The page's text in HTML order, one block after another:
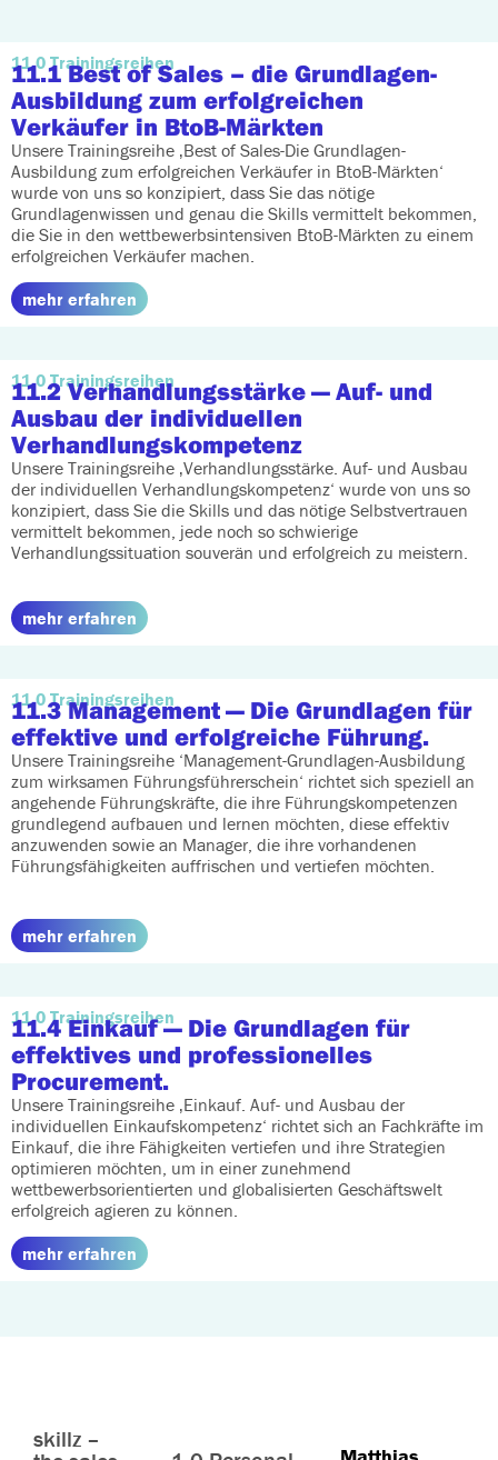
11.0 Trainingsreihen
11.1 Best of Sales – die Grundlagen-
Ausbildung zum erfolgreichen
Verkäufer in BtoB-Märkten
Unsere Trainingsreihe ‚Best of Sales-Die Grundlagen-
Ausbildung zum erfolgreichen Verkäufer in BtoB-Märkten‘
wurde von uns so konzipiert, dass Sie das nötige
Grundlagenwissen und genau die Skills vermittelt bekommen,
die Sie in den wettbewerbsintensiven BtoB-Märkten zu einem
erfolgreichen Verkäufer machen.
mehr erfahren
11.0 Trainingsreihen
11.2 Verhandlungsstärke— Auf- und
Ausbau der individuellen
Verhandlungskompetenz
Unsere Trainingsreihe ‚Verhandlungsstärke. Auf- und Ausbau
der individuellen Verhandlungskompetenz‘ wurde von uns so
konzipiert, dass Sie die Skills und das nötige Selbstvertrauen
vermittelt bekommen, jede noch so schwierige
Verhandlungssituation souverän und erfolgreich zu meistern.
mehr erfahren
11.0 Trainingsreihen
11.3 Management— Die Grundlagen für
effektive und erfolgreiche Führung.
Unsere Trainingsreihe ‘Management-Grundlagen-Ausbildung
zum wirksamen Führungsführerschein‘ richtet sich speziell an
angehende Führungskräfte, die ihre Führungskompetenzen
grundlegend aufbauen und lernen möchten, diese effektiv
anzuwenden sowie an Manager, die ihre vorhandenen
Führungsfähigkeiten auffrischen und vertiefen möchten.
mehr erfahren
11.0 Trainingsreihen
11.4 Einkauf— Die Grundlagen für
effektives und professionelles
Procurement.
Unsere Trainingsreihe ‚Einkauf. Auf- und Ausbau der
individuellen Einkaufskompetenz‘ richtet sich an Fachkräfte im
Einkauf, die ihre Fähigkeiten vertiefen und ihre Strategien
optimieren möchten, um in einer zunehmend
wettbewerbsorientierten und globalisierten Geschäftswelt
erfolgreich agieren zu können.
mehr erfahren
skillz –